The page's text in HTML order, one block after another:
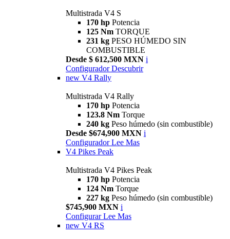
Multistrada V4 S
170 hp Potencia
125 Nm TORQUE
231 kg PESO HÚMEDO SIN
COMBUSTIBLE
Desde $ 612,500 MXN i
Configurador Descubrir
new V4 Rally
Multistrada V4 Rally
170 hp Potencia
123.8 Nm Torque
240 kg Peso húmedo (sin combustible)
Desde $674,900 MXN i
Configurador Lee Mas
V4 Pikes Peak
Multistrada V4 Pikes Peak
170 hp Potencia
124 Nm Torque
227 kg Peso húmedo (sin combustible)
$745,900 MXN i
Configurar Lee Mas
new V4 RS